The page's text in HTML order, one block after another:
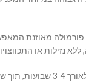
פורמולה מאוזנת
נזילות או
מבטיח עמידות לאורך 3-4